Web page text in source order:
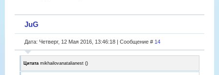
JuG
Дата: Четверг, 12 Мая 2016, 13:46:18 | Сообщение # 14
Цитата mikhailovanatalianest ()